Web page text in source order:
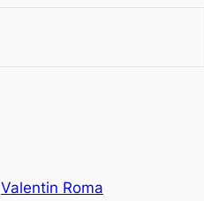
Valentin Roma